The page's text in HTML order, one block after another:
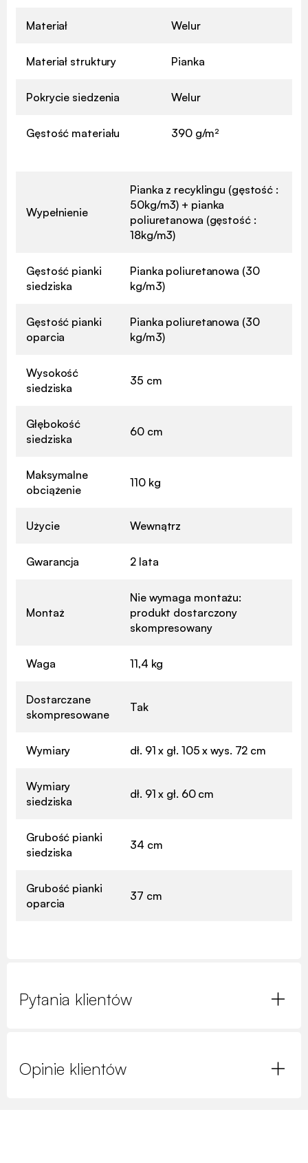
Materiał Welur
Materiał struktury Pianka
Pokrycie siedzenia Welur
Gęstość materiału 390 g/m²
Wypełnienie
Pianka z recyklingu (gęstość :
50kg/m3) + pianka
poliuretanowa (gęstość :
18kg/m3)
Gęstość pianki
siedziska
Pianka poliuretanowa (30
kg/m3)
Gęstość pianki
oparcia
Pianka poliuretanowa (30
kg/m3)
Wysokość
siedziska
35 cm
Głębokość
siedziska
60 cm
Maksymalne
obciążenie
110 kg
Użycie Wewnątrz
Gwarancja 2 lata
Montaż
Nie wymaga montażu:
produkt dostarczony
skompresowany
Waga 11,4 kg
Dostarczane
skompresowane
Tak
Wymiary dł. 91 x gł. 105 x wys. 72 cm
Wymiary
siedziska
dł. 91 x gł. 60 cm
Grubość pianki
siedziska
34 cm
Grubość pianki
oparcia
37 cm
Pytania klientów
Opinie klientów